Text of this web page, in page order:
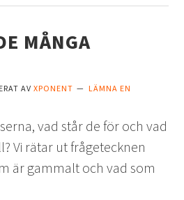
MÅNGA
AVXPONENT
LÄMNA EN
vad står de för och vad
Vi rätar ut frågetecknen
är gammalt och vad som